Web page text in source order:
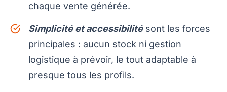
chaque vente générée.
Simplicité et accessibilitésont les forces
principales : aucun stock ni gestion
logistique à prévoir, le tout adaptable à
presque tous les profils.